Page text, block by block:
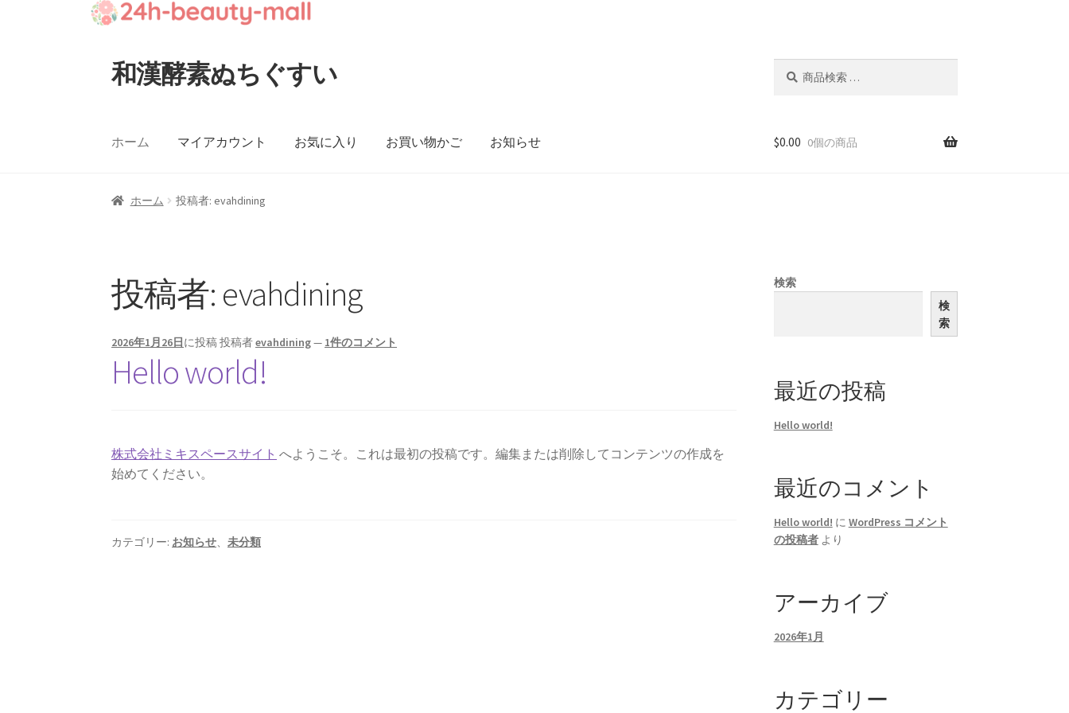
ナ
ビ
シ
へ
プ
コ
ン
ツ
キ
和漢酵素ぬちぐすい
ホーム マイアカウント お気に入り お買い物かご お知らせ $0.00 0個の商品
ホーム 投稿者: evahdining
投稿者: evahdining
2026年1月26日に投稿投稿者evahdining— 1件のコメント
Hello world!
株式会社ミキスペースサイト へようこそ。これは最初の投稿です。編集または削除してコンテンツの作成を
始めてください。
カテゴリー: お知らせ、未分類
検索
検
索
最近の投稿
Hello world!
最近のコメント
Hello world! に WordPress コメント
の投稿者より
アーカイブ
2026年1月
カテゴリー